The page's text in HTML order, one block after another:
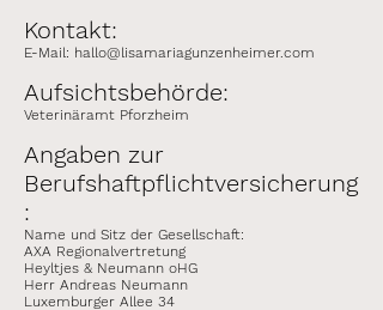
Kontakt:
E-Mail: hallo@lisamariagunzenheimer.com
Aufsichtsbehörde:
Veterinäramt Pforzheim
Angaben zur
Berufshaftpflichtversicherung
:
Name und Sitz der Gesellschaft:
AXA Regionalvertretung
Heyltjes & Neumann oHG
Herr Andreas Neumann
Luxemburger Allee 34